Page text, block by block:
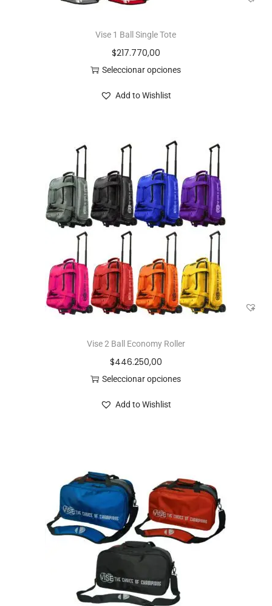
Vise 1 Ball Single Tote
$217.770,00
Seleccionar opciones
Add to Wishlist
Vise 2 Ball Economy Roller
$446.250,00
Seleccionar opciones
Add to Wishlist